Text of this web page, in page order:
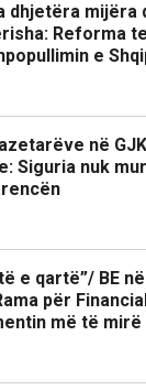
dhjetëra mijëra
Reforma
e
në
Siguria nuk
e qartë”/ BE
për
më të mirë